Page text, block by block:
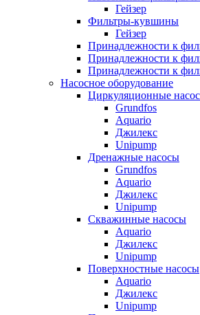
Гейзер
Фильтры-кувшины
Гейзер
Принадлежности к
Принадлежности к
Принадлежности к
Насосное оборудование
Циркуляционные
Grundfos
Aquario
Джилекс
Unipump
Дренажные насосы
Grundfos
Aquario
Джилекс
Unipump
Скважинные насосы
Aquario
Джилекс
Unipump
Поверхностные насосы
Aquario
Джилекс
Unipump